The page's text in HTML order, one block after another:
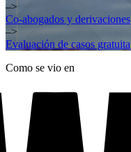
–>
Co-abogados y derivaciones
–>
Evaluación de casos gratuita
Como se vio en